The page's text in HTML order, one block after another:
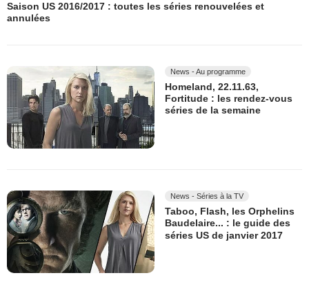
Saison US 2016/2017 : toutes les séries renouvelées et
annulées
News - Au programme
Homeland, 22.11.63,
Fortitude : les rendez-vous
séries de la semaine
News - Séries à la TV
Taboo, Flash, les Orphelins
Baudelaire... : le guide des
séries US de janvier 2017